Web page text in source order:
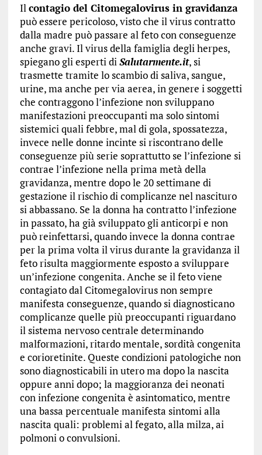
Ilcontagio del Citomegalovirus in gravidanza
può essere pericoloso, visto che il virus contratto
dalla madre può passare al feto con conseguenze
anche gravi. Il virus della famiglia degli herpes,
spiegano gli esperti diSalutarmente.it, si
trasmette tramite lo scambio di saliva, sangue,
urine, ma anche per via aerea, in genere i soggetti
che contraggono l’infezione non sviluppano
manifestazioni preoccupanti ma solo sintomi
sistemici quali febbre, mal di gola, spossatezza,
invece nelle donne incinte si riscontrano delle
conseguenze più serie soprattutto se l’infezione si
contrae l’infezione nella prima metà della
gravidanza, mentre dopo le 20 settimane di
gestazione il rischio di complicanze nel nascituro
si abbassano. Se la donna ha contratto l’infezione
in passato, ha già sviluppato gli anticorpi e non
può reinfettarsi, quando invece la donna contrae
per la prima volta il virus durante la gravidanza il
feto risulta maggiormente esposto a sviluppare
un’infezione congenita. Anche se il feto viene
contagiato dal Citomegalovirus non sempre
manifesta conseguenze, quando si diagnosticano
complicanze quelle più preoccupanti riguardano
il sistema nervoso centrale determinando
malformazioni, ritardo mentale, sordità congenita
e corioretinite. Queste condizioni patologiche non
sono diagnosticabili in utero ma dopo la nascita
oppure anni dopo; la maggioranza dei neonati
con infezione congenita è asintomatico, mentre
una bassa percentuale manifesta sintomi alla
nascita quali: problemi al fegato, alla milza, ai
polmoni o convulsioni.